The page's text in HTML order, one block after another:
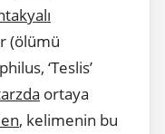
(ölümü
‘Teslis’
ortaya
, kelimenin bu